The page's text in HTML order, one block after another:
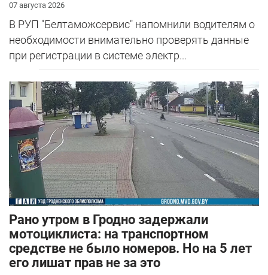
07 августа 2026
В РУП "Белтаможсервис" напомнили водителям о
необходимости внимательно проверять данные
при регистрации в системе электр...
Рано утром в Гродно задержали
мотоциклиста: на транспортном
средстве не было номеров. Но на 5 лет
его лишат прав не за это